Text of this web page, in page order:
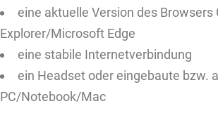
eine aktuelle Version des
Explorer/Microsoft Edge
eine stabile Internetverbindung
ein Headset oder eingebaute bzw.
PC/Notebook/Mac